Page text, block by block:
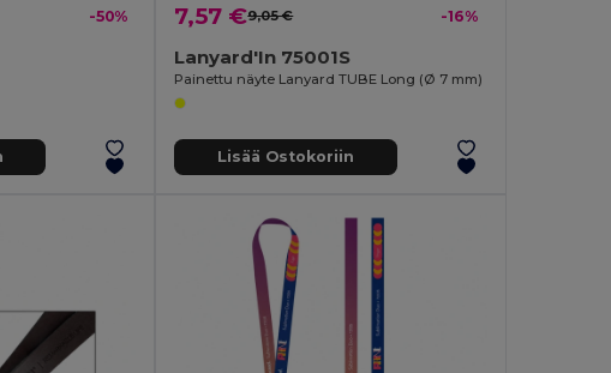
-50% 7,57 €9,05 € -16%
Lanyard'In 75001S
Painettu näyte Lanyard TUBE Long (Ø 7 mm)
Lisää Ostokoriin